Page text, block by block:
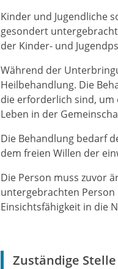
Kinder und Jugendliche
gesondert
der Kinder- und
Während der
Heilbehandlung. Die
die erforderlich sind,
Leben in der
Die Behandlung bedarf
dem freien Willen der
Die Person muss zuvor
untergebrachten
Einsichtsfähigkeit in die
Zuständige Stelle